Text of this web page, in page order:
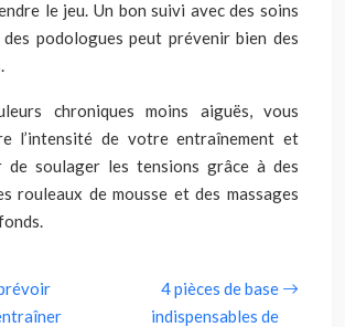
le jeu. Un bon suivi avec des soins
podologues peut prévenir bien des
chroniques moins aiguës, vous
l’intensité de votre entraînement et
de soulager les tensions grâce à des
rouleaux de mousse et des massages
4 pièces de base
indispensables de